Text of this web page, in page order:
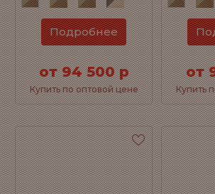
Подробнее
от 94 500 р
Купить по оптовой цене
от
Купить